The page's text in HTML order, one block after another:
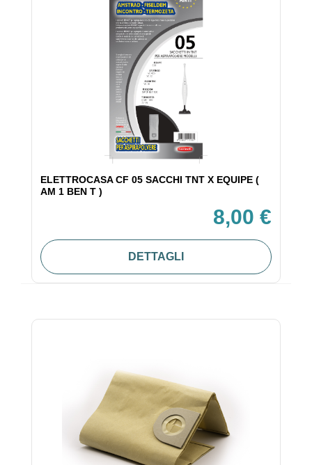
ELETTROCASA CF 05 SACCHI TNT X EQUIPE (
AM 1 BEN T )
8,00 €
DETTAGLI